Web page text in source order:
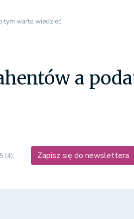
tym warto wiedzieć
a
(4) Zapisz się do newslettera